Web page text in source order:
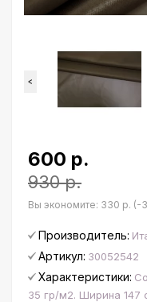
<
600 р.
930 р.
Вы экономите: 330 р. (-
Производитель:
Артикул: 30052542
Характеристики:
35 гр/м2. Ширина 147